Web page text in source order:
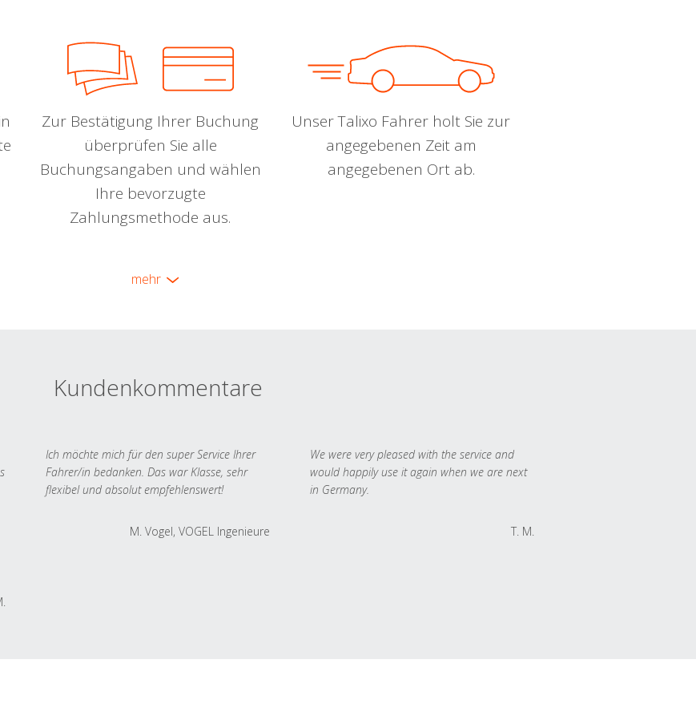
Zur Bestätigung Ihrer Buchung
überprüfen Sie alle
Buchungsangaben und wählen
Ihre bevorzugte
Zahlungsmethode aus.
Unser Talixo Fahrer holt Sie zur
angegebenen Zeit am
angegebenen Ort ab.
mehr
Kundenkommentare
Ich möchte mich für den super Service Ihrer
Fahrer/in bedanken. Das war Klasse, sehr
flexibel und absolut empfehlenswert!
M. Vogel, VOGEL Ingenieure
We were very pleased with the service and
would happily use it again when we are next
in Germany.
T. M.